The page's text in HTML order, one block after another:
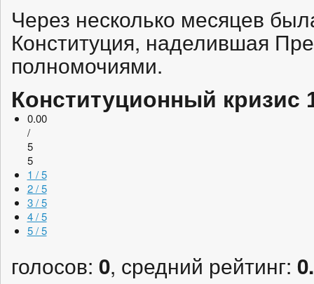
Через несколько месяцев
Конституция, наделившая
полномочиями.
Конституционный кризис
0.00
/
5
5
1 / 5
2 / 5
3 / 5
4 / 5
5 / 5
голосов: 0, средний рейтинг: